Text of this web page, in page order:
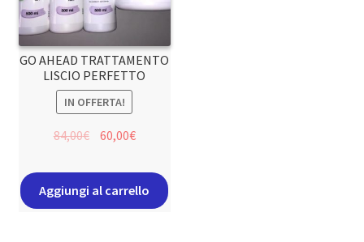
GO AHEAD TRATTAMENTO
LISCIO PERFETTO
IN OFFERTA!
84,00€ 60,00€
Aggiungi al carrello